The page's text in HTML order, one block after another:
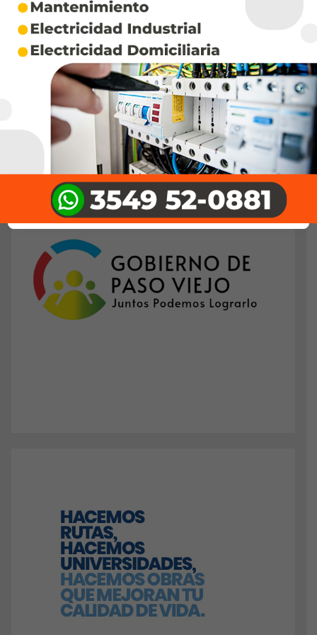
Deja un comentario
Lo siento, tenés que estarconectadopara publicar
un comentario.